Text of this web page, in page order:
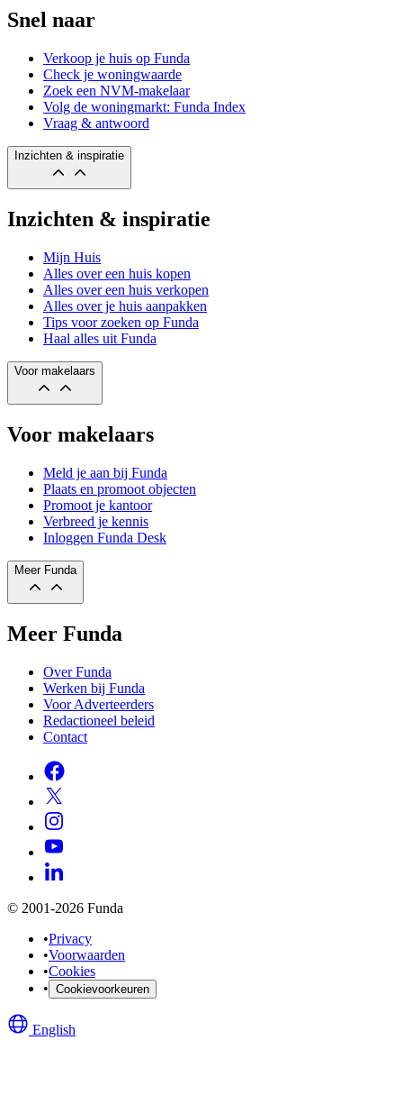
Snel naar
Verkoop je huis op Funda
Check je woningwaarde
Zoek een NVM-makelaar
Volg de woningmarkt: Funda Index
Vraag & antwoord
Inzichten & inspiratie
Inzichten & inspiratie
Mijn Huis
Alles over een huis kopen
Alles over een huis verkopen
Alles over je huis aanpakken
Tips voor zoeken op Funda
Haal alles uit Funda
Voor makelaars
Voor makelaars
Meld je aan bij Funda
Plaats en promoot objecten
Promoot je kantoor
Verbreed je kennis
Inloggen Funda Desk
Meer Funda
Meer Funda
Over Funda
Werken bij Funda
Voor Adverteerders
Redactioneel beleid
Contact
© 2001-2026 Funda
•Privacy
•Voorwaarden
•Cookies
• Cookievoorkeuren
English